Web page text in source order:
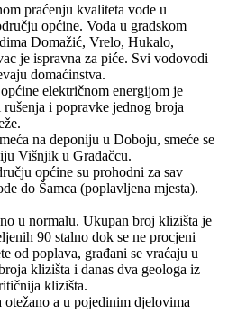
praćenju kvaliteta vode u
općine. Voda u gradskom
Domažić, Vrelo, Hukalo,
je ispravna za piće. Svi vodovodi
domaćinstva.
električnom energijom je
i popravke jednog broja
na deponiju u Doboju, smeće se
Višnjik u Gradačcu.
općine su prohodni za sav
do Šamca (poplavljena mjesta).
u normalu. Ukupan broj klizišta je
90 stalno dok se ne procjeni
od poplava, građani se vraćaju u
klizišta i danas dva geologa iz
klizišta.
a u pojedinim djelovima